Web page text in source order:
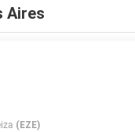
Aires
(EZE)